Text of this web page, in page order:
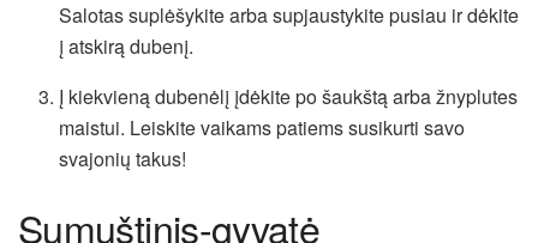
Salotas suplėšykite arba supjaustykite pusiau ir dėkite
į atskirą dubenį.
Į kiekvieną dubenėlį įdėkite po šaukštą arba žnyplutes
maistui. Leiskite vaikams patiems susikurti savo
svajonių takus!
Sumuštinis-gyvatė